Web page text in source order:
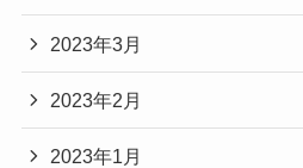
2023年3月
2023年2月
2023年1月